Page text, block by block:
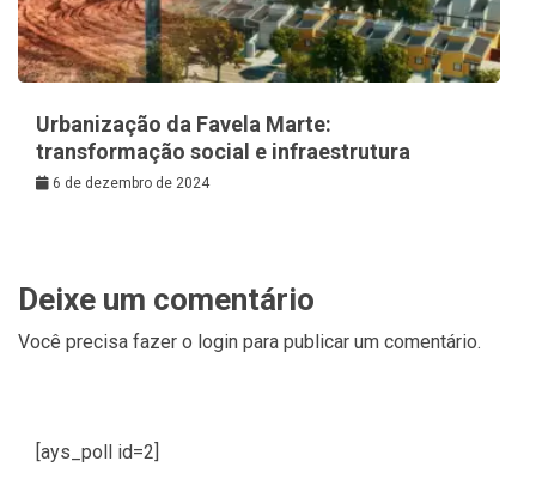
Urbanização da Favela Marte:
transformação social e infraestrutura
6 de dezembro de 2024
Deixe um comentário
Você precisa fazer o login para publicar um comentário.
[ays_poll id=2]